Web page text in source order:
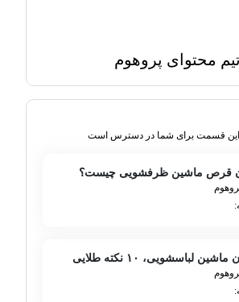
تیم محتوای پروهوم
این قسمت برای شما در دسترس است
قرص ماشین ظرفشویی چیست؟
لباسشویی، ۱۰ نکته طلایی